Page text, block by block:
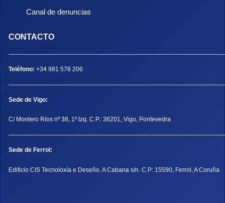
Canal de denuncias
CONTACTO
Teléfono: +34 981 578 206
Sede de Vigo:
C/ Montero Ríos nº 38, 1º Izq. C.P.: 36201, Vigo, Pontevedra
Sede de Ferrol:
Edificio CIS Tecnoloxía e Deseño. A Cabana s/n. C.P: 15590, Ferrol, A Coruña